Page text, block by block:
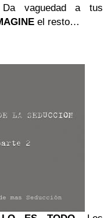
vaguedad a tus
el resto…